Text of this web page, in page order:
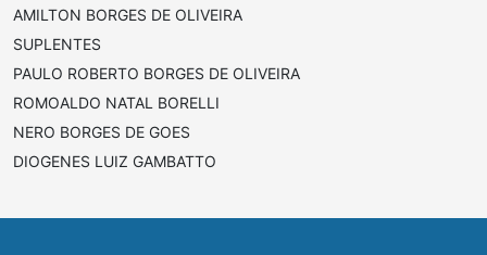
AMILTON BORGES DE OLIVEIRA
SUPLENTES
PAULO ROBERTO BORGES DE OLIVEIRA
ROMOALDO NATAL BORELLI
NERO BORGES DE GOES
DIOGENES LUIZ GAMBATTO